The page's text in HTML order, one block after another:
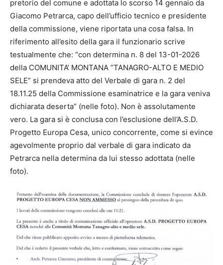
pretorio del comune e adottata lo scorso 14 gennaio da
Giacomo Petrarca, capo dell’ufficio tecnico e presidente
della commissione, viene riportata una cosa falsa. In
riferimento all’esito della gara il funzionario scrive
testualmente che: “con determina n. 8 del 13-01-2026
della COMUNITA’ MONTANA “TANAGRO-ALTO E MEDIO
SELE” si prendeva atto del Verbale di gara n. 2 del
18.11.25 della Commissione esaminatrice e la gara veniva
dichiarata deserta” (nelle foto). Non è assolutamente
vero. La gara si è conclusa con l’esclusione dell’A.S.D.
Progetto Europa Cesa, unico concorrente, come si evince
agevolmente proprio dal verbale di gara indicato da
Petrarca nella determina da lui stesso adottata (nelle
foto).